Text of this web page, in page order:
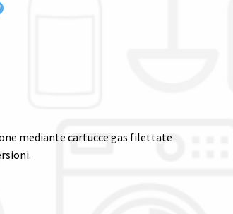
mediante cartucce gas filettate